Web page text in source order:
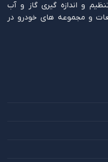
و اندازه گیری گاز و آب
و مجموعه های خودرو در